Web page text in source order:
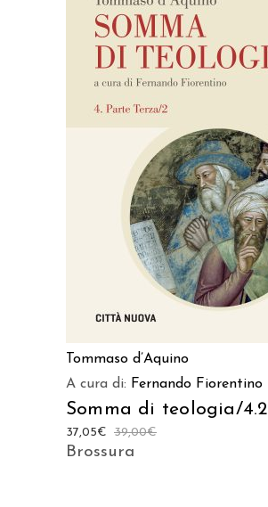
AGGIUNGI AL CARRELLO
Tommaso d’Aquino
A cura di: Fernando Fiorentino
Somma di teologia/4.2
39,00€
37,05€
Brossura